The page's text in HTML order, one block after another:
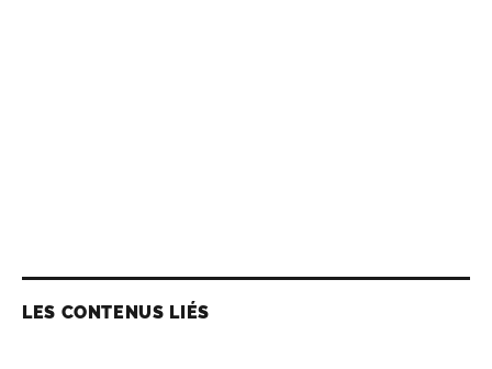
LES CONTENUS LIÉS